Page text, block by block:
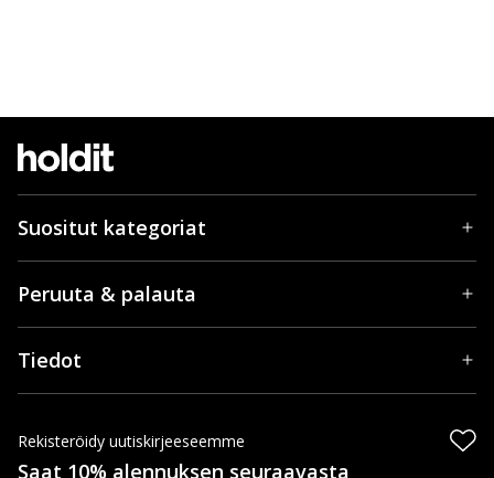
Suositut kategoriat
Peruuta & palauta
Tiedot
Rekisteröidy uutiskirjeeseemme
Saat 10% alennuksen seuraavasta